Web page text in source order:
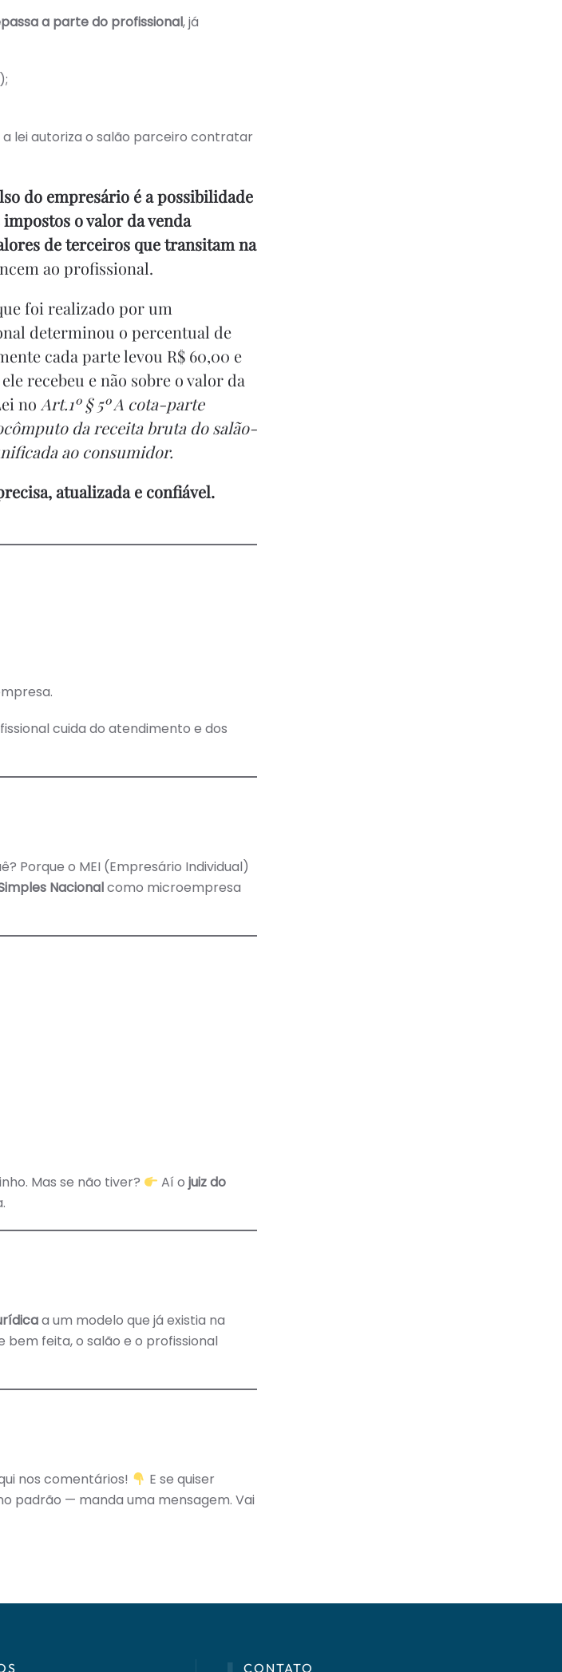
a parte do profissional, já
a lei autoriza o salão parceiro contratar
do empresário é a possibilidade
o valor da venda
de terceiros que transitam na
ao profissional.
foi realizado por um
determinou o percentual de
cada parte levou R$ 60,00 e
recebeu e não sobre o valor da
no Art.1º § 5º A cota-parte
da receita bruta do salão-
ao consumidor.
atualizada e confiável.
cuida do atendimento e dos
Porque o MEI (Empresário Individual)
Nacionalcomo microempresa
Mas se não tiver? Aí ojuiz do
a um modelo que já existia na
feita, o salão e o profissional
nos comentários!
E se quiser
padrão — manda uma mensagem. Vai
CONTATO